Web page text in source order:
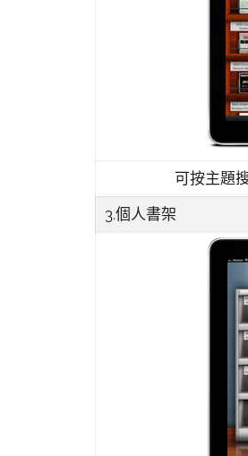
可按主題
3.個人書架